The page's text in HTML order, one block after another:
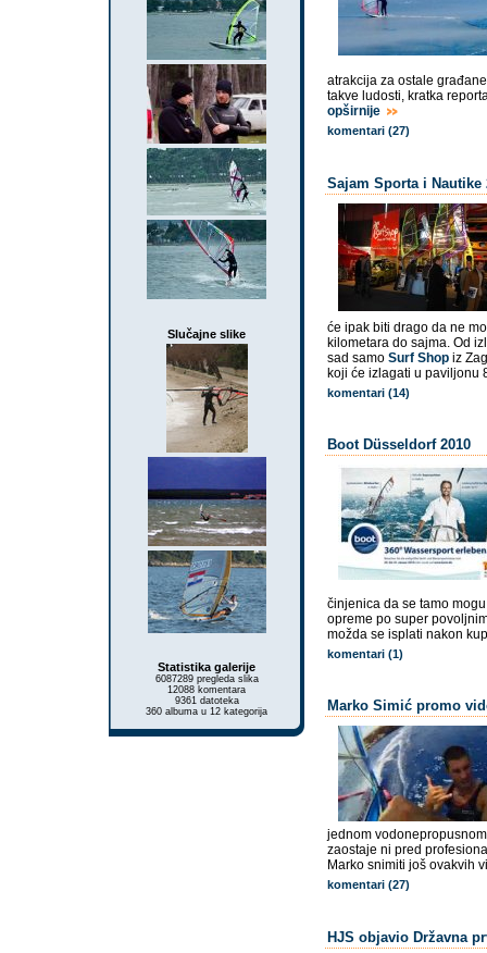
Slučajne slike
Statistika galerije
6087289 pregleda slika
12088 komentara
9361 datoteka
360 albuma u 12 kategorija
atrakcija za ostale
takve ludosti, kratka
opširnije
komentari (27)
Sajam Sporta i Nautike
će ipak biti drago da ne
kilometara do sajma. Od
sad samo Surf Shopiz
koji će izlagati u paviljonu
komentari (14)
Boot Düsseldorf 2010
činjenica da se tamo
opreme po super
možda se isplati nakon
komentari (1)
Marko Simić promo
jednom
zaostaje ni pred
Marko snimiti još ovakvih
komentari (27)
HJS objavio Državna